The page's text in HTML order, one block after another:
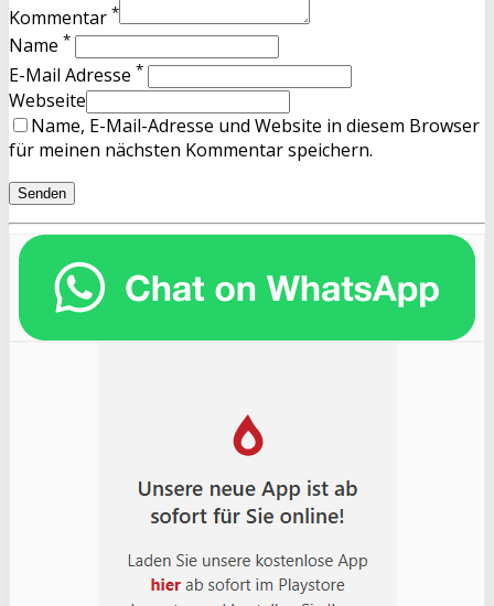
Kommentar *
Name *
E-Mail Adresse *
Webseite
Name, E-Mail-Adresse und Website in diesem Browser
für meinen nächsten Kommentar speichern.